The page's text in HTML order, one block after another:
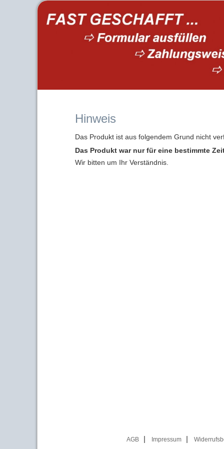
Hinweis
Das Produkt ist aus folgendem Grund nicht
Das Produkt war nur für eine bestimmte
Wir bitten um Ihr Verständnis.
AGB Impressum